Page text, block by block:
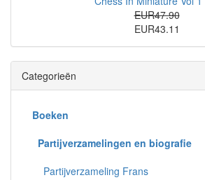
EUR47.90
EUR43.11
Categorieën
Boeken
Partijverzamelingen en biografie
Partijverzameling Frans